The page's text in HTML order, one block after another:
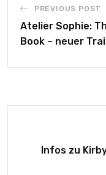
PREVIOUS POST
Atelier Sophie:
Book – neuer
Infos zu